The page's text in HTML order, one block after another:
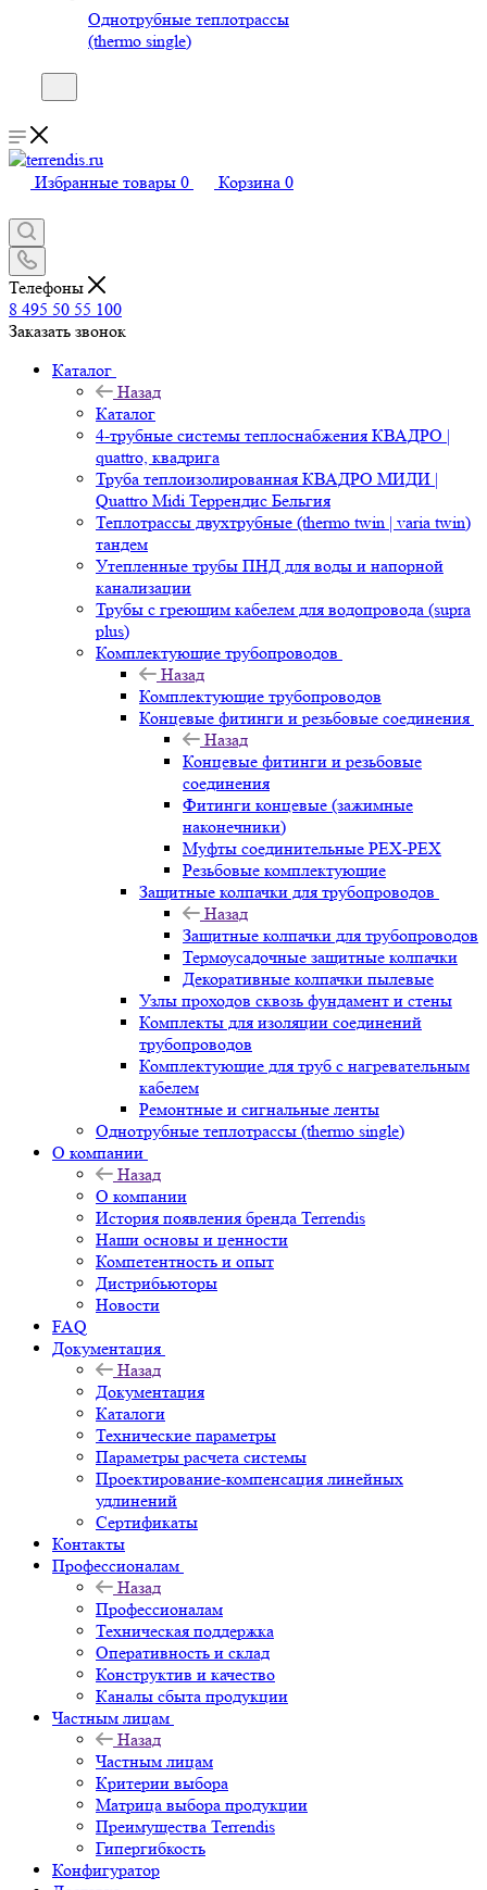
Однотрубные теплотрассы
(thermo single)
Избранные товары 0 Корзина 0
Телефоны
8 495 50 55 100
Заказать звонок
Каталог
Назад
Каталог
4-трубные системы теплоснабжения КВАДРО |
quattro, квадрига
Труба теплоизолированная КВАДРО МИДИ |
Quattro Midi Террендис Бельгия
Теплотрассы двухтрубные (thermo twin | varia twin)
тандем
Утепленные трубы ПНД для воды и напорной
канализации
Трубы с греющим кабелем для водопровода (supra
plus)
Комплектующие трубопроводов
Назад
Комплектующие трубопроводов
Концевые фитинги и резьбовые соединения
Назад
Концевые фитинги и резьбовые
соединения
Фитинги концевые (зажимные
наконечники)
Муфты соединительные РЕХ-PEX
Резьбовые комплектующие
Защитные колпачки для трубопроводов
Назад
Защитные колпачки для трубопроводов
Термоусадочные защитные колпачки
Декоративные колпачки пылевые
Узлы проходов сквозь фундамент и стены
Комплекты для изоляции соединений
трубопроводов
Комплектующие для труб с нагревательным
кабелем
Ремонтные и сигнальные ленты
Однотрубные теплотрассы (thermo single)
О компании
Назад
О компании
История появления бренда Terrendis
Наши основы и ценности
Компетентность и опыт
Дистрибьюторы
Новости
FAQ
Документация
Назад
Документация
Каталоги
Технические параметры
Параметры расчета системы
Проектирование-компенсация линейных
удлинений
Сертификаты
Контакты
Профессионалам
Назад
Профессионалам
Техническая поддержка
Оперативность и склад
Конструктив и качество
Каналы сбыта продукции
Частным лицам
Назад
Частным лицам
Критерии выбора
Матрица выбора продукции
Преимущества Terrendis
Гипергибкость
Конфигуратор